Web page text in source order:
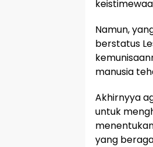
Namun,
berstatus
manusia
Akhirnyya
untuk
yang